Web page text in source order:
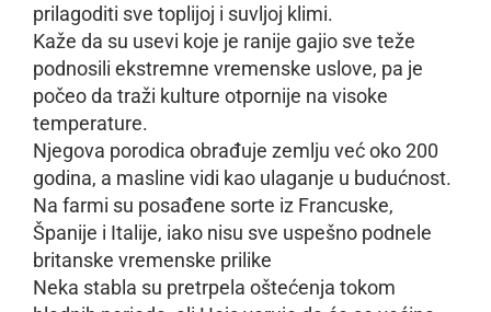
prilagoditi sve toplijoj i suvljoj klimi.
Kaže da su usevi koje je ranije gajio sve teže
podnosili ekstremne vremenske uslove, pa je
počeo da traži kulture otpornije na visoke
temperature.
Njegova porodica obrađuje zemlju već oko 200
godina, a masline vidi kao ulaganje u budućnost.
Na farmi su posađene sorte iz Francuske,
Španije i Italije, iako nisu sve uspešno podnele
britanske vremenske prilike
Neka stabla su pretrpela oštećenja tokom